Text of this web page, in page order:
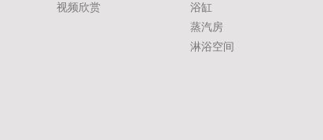
视频欣赏
浴缸
蒸汽房
淋浴空间